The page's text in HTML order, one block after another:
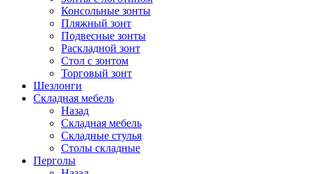
Консольные зонты
Пляжный зонт
Подвесные зонты
Раскладной зонт
Стол с зонтом
Торговый зонт
Шезлонги
Складная мебель
Назад
Складная мебель
Складные стулья
Столы складные
Перголы